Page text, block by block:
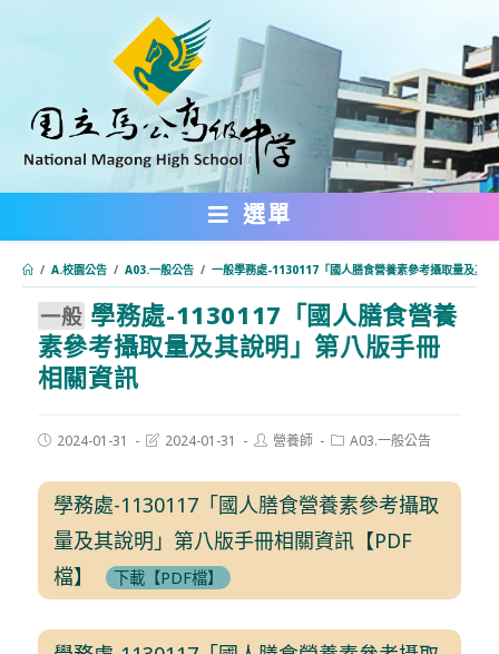
內
選單
/ A.校園公告 / A03.一般公告 / ⼀般學務處-1130117「國人膳食營養素參考攝取量及其
⼀般 學務處-1130117「國人膳食營養
素參考攝取量及其說明」第八版手冊
相關資訊
Post2024-01-31
Post2024-01-31
Post營養師
PostA03.一般公告
學務處-1130117「國人膳食營養素參考攝取
量及其說明」第八版手冊相關資訊【PDF
檔】
下載【PDF檔】